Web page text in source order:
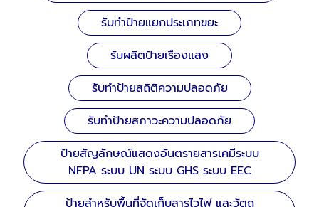
รับทำป้ายแยกประเภทขยะ
รับผลิตป้ายเรืองแสง
รับทำป้ายสถิติความปลอดภัย
รับทำป้ายสภาวะความปลอดภัย
ป้ายสัญลักษณ์แสดงอันตรายสารเคมีระบบ
NFPA ระบบ UN ระบบ GHS ระบบ EEC
ป้ายสำหรับพื้นที่จัดเก็บสารไวไฟ และวัตถุ